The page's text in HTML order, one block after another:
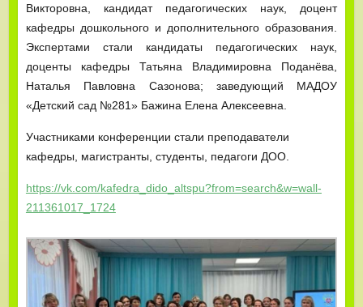
Викторовна, кандидат педагогических наук, доцент
кафедры дошкольного и дополнительного образования.
Экспертами стали кандидаты педагогических наук,
доценты кафедры Татьяна Владимировна Поданёва,
Наталья Павловна Сазонова; заведующий МАДОУ
«Детский сад №281» Бажина Елена Алексеевна.
Участниками конференции стали преподаватели
кафедры, магистранты, студенты, педагоги ДОО.
https://vk.com/kafedra_dido_altspu?from=search&w=wall-
211361017_1724